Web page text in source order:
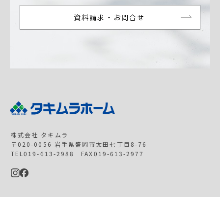
資料請求・お問合せ
株式会社 タキムラ
〒020-0056 岩手県盛岡市太田七丁目8-76
TEL019-613-2988 FAX019-613-2977